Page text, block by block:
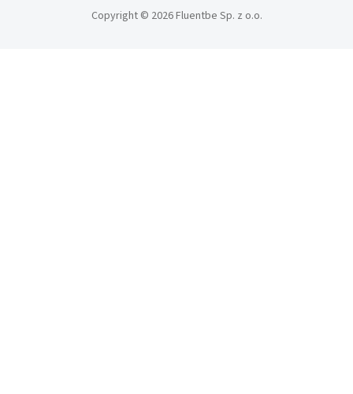
Copyright © 2026 Fluentbe Sp. z o.o.